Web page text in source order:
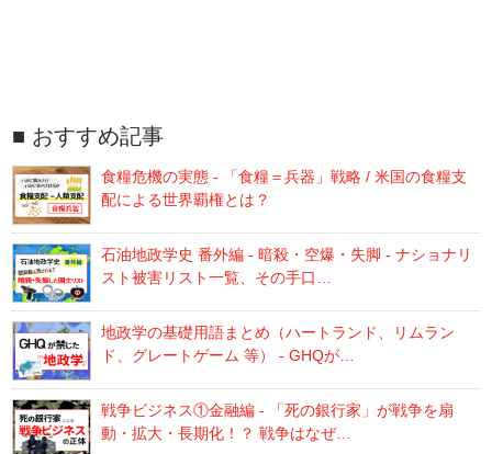
おすすめ記事
食糧危機の実態 - 「食糧＝兵器」戦略 / 米国の食糧支
配による世界覇権とは？
石油地政学史 番外編 - 暗殺・空爆・失脚 - ナショナリ
スト被害リスト一覧、その手口…
地政学の基礎用語まとめ（ハートランド、リムラン
ド、グレートゲーム 等） - GHQが…
戦争ビジネス①金融編 - 「死の銀行家」が戦争を扇
動・拡大・長期化！？ 戦争はなぜ…